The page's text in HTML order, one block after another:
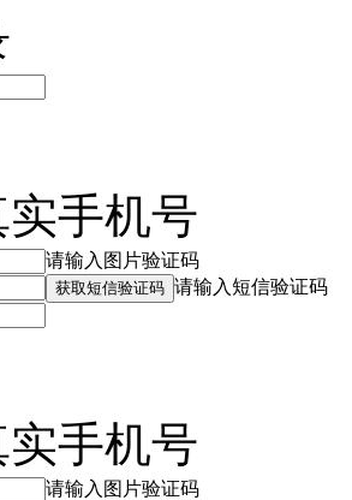
手机号
请输入图片验证码
获取短信验证码 请输入短信验证码
手机号
请输入图片验证码